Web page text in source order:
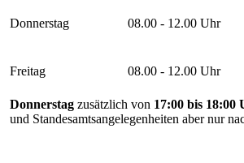
Donnerstag 08.00 - 12.00 Uhr
Freitag 08.00 - 12.00 Uhr
Donnerstag zusätzlich von 17:00 bis 18:00
und Standesamtsangelegenheiten aber nur